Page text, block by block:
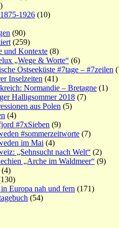
1926 (10)
(90)
(259)
und Kontexte (8)
„Wege & Worte“ (6)
Ostseeküste #7tage – #7zeilen
Inselzeiten (41)
Normandie – Bretagne (1)
Halligsommer 2018 (7)
aus Polen (5)
(4)
#7xSieben (9)
#sommerzeitworte (7)
im Mai (4)
„Sehnsucht nach Welt“ (2)
„Arche im Waldmeer“ (9)
(4)
Europa nah und fern (171)
(54)